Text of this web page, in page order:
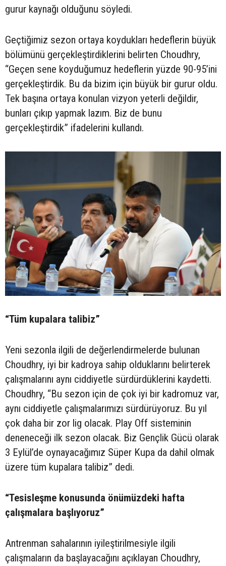
gurur kaynağı olduğunu söyledi.
Geçtiğimiz sezon ortaya koydukları hedeflerin büyük
bölümünü gerçekleştirdiklerini belirten Choudhry,
“Geçen sene koyduğumuz hedeflerin yüzde 90-95’ini
gerçekleştirdik. Bu da bizim için büyük bir gurur oldu.
Tek başına ortaya konulan vizyon yeterli değildir,
bunları çıkıp yapmak lazım. Biz de bunu
gerçekleştirdik” ifadelerini kullandı.
“Tüm kupalara talibiz”
Yeni sezonla ilgili de değerlendirmelerde bulunan
Choudhry, iyi bir kadroya sahip olduklarını belirterek
çalışmalarını aynı ciddiyetle sürdürdüklerini kaydetti.
Choudhry, “Bu sezon için de çok iyi bir kadromuz var,
aynı ciddiyetle çalışmalarımızı sürdürüyoruz. Bu yıl
çok daha bir zor lig olacak. Play Off sisteminin
deneneceği ilk sezon olacak. Biz Gençlik Gücü olarak
3 Eylül’de oynayacağımız Süper Kupa da dahil olmak
üzere tüm kupalara talibiz” dedi.
“Tesisleşme konusunda önümüzdeki hafta
çalışmalara başlıyoruz”
Antrenman sahalarının iyileştirilmesiyle ilgili
çalışmaların da başlayacağını açıklayan Choudhry,